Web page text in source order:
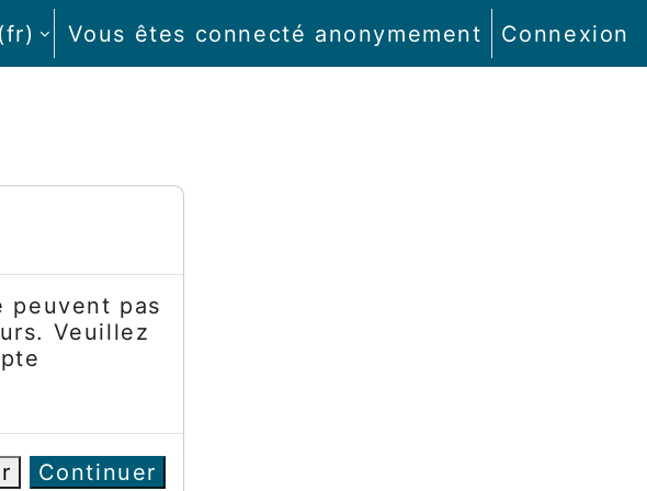
Vous êtes connecté anonymement Connexion
peuvent pas
Veuillez
Continuer